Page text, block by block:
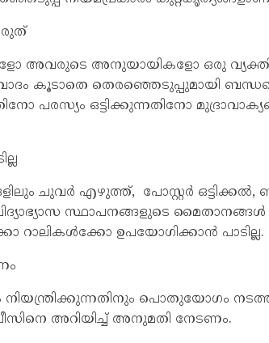
അവരുടെ അനുയായികളോ ഒരു
കൂടാതെ തെരഞ്ഞെടുപ്പുമായി
പരസ്യം ഒട്ടിക്കുന്നതിനോ
ചുവർ എഴുത്ത്, പോസ്റ്റർ ഒട്ടിക്കൽ,
സ്ഥാപനങ്ങളുടെ
റാലികൾക്കോ ഉപയോഗിക്കാൻ പാടില്ല.
നിയന്ത്രിക്കുന്നതിനും പൊതുയോഗം
അറിയിച്ച് അനുമതി നേടണം.